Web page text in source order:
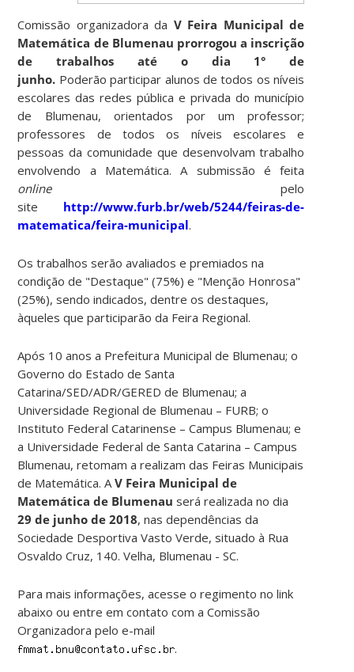
Comissão organizadora da V Feira Municipal de
Matemática de Blumenau prorrogou a inscrição
de trabalhos até o dia 1° de
junho. Poderão participar alunos de todos os níveis
escolares das redes pública e privada do município
de Blumenau, orientados por um professor;
professores de todos os níveis escolares e
pessoas da comunidade que desenvolvam trabalho
envolvendo a Matemática. A submissão é feita
onlinepelo
site http://www.furb.br/web/5244/feiras-de-
matematica/feira-municipal.
Os trabalhos serão avaliados e premiados na
condição de "Destaque" (75%) e "Menção Honrosa"
(25%), sendo indicados, dentre os destaques,
àqueles que participarão da Feira Regional.
Após 10 anos a Prefeitura Municipal de Blumenau; o
Governo do Estado de Santa
Catarina/SED/ADR/GERED de Blumenau; a
Universidade Regional de Blumenau – FURB; o
Instituto Federal Catarinense – Campus Blumenau; e
a Universidade Federal de Santa Catarina – Campus
Blumenau, retomam a realizam das Feiras Municipais
de Matemática. AV Feira Municipal de
Matemática de Blumenauserá realizada no dia
29 de junho de 2018, nas dependências da
Sociedade Desportiva Vasto Verde, situado à Rua
Osvaldo Cruz, 140. Velha, Blumenau - SC.
Para mais informações, acesse o regimento no link
abaixo ou entre em contato com a Comissão
Organizadora pelo e-mail
.